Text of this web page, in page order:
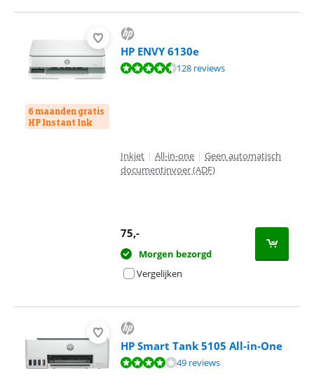
6 maanden gratis
HP Instant Ink
HP ENVY 6130e
Beoordeling is 8,9 van de 10, gebaseerd op 128 reviews.
128 reviews
Inkjet | All-in-one | Geen automatisch
documentinvoer (ADF)
75,-
Morgen bezorgd
Vergelijken
HP Smart Tank 5105 All-in-One
Beoordeling is 8,3 van de 10, gebaseerd op 49 reviews.
49 reviews